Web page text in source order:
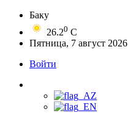
Баку
26.20 C
Пятница, 7 август 2026
Войти